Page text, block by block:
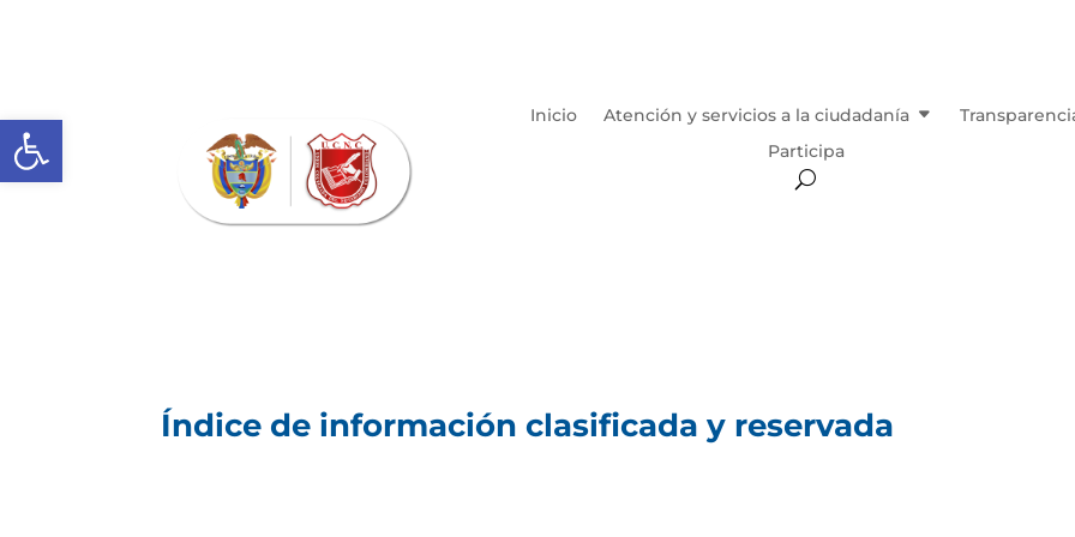
Abrir barra de herramientas Inicio Atención y servicios a la ciudadanía
Participa
Índice de información clasificada y reservada